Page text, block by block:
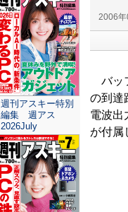
2006
バッ
の到達
電波出
が付属
週刊アスキー特別
編集 週アス
2026July